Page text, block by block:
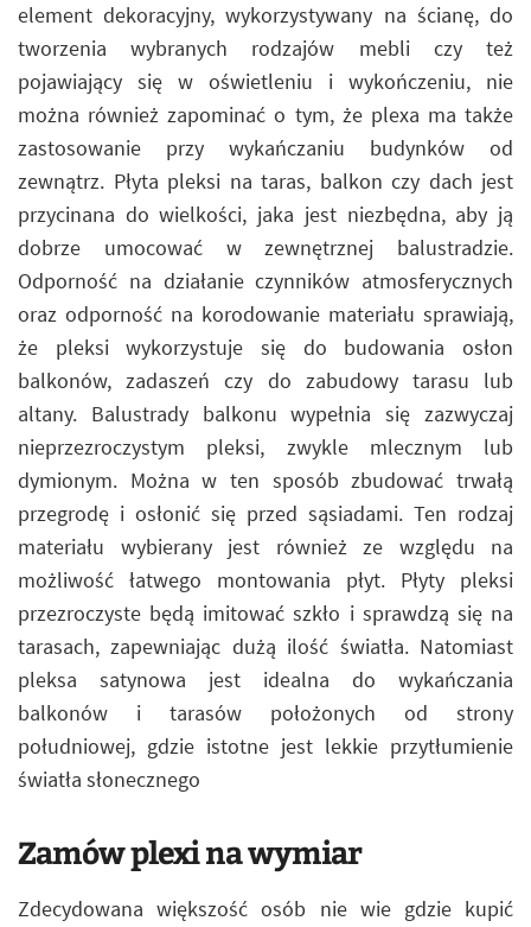
element dekoracyjny, wykorzystywany na ścianę, do
tworzenia wybranych rodzajów mebli czy też
pojawiający się w oświetleniu i wykończeniu, nie
można również zapominać o tym, że plexa ma także
zastosowanie przy wykańczaniu budynków od
zewnątrz. Płyta pleksi na taras, balkon czy dach jest
przycinana do wielkości, jaka jest niezbędna, aby ją
dobrze umocować w zewnętrznej balustradzie.
Odporność na działanie czynników atmosferycznych
oraz odporność na korodowanie materiału sprawiają,
że pleksi wykorzystuje się do budowania osłon
balkonów, zadaszeń czy do zabudowy tarasu lub
altany. Balustrady balkonu wypełnia się zazwyczaj
nieprzezroczystym pleksi, zwykle mlecznym lub
dymionym. Można w ten sposób zbudować trwałą
przegrodę i osłonić się przed sąsiadami. Ten rodzaj
materiału wybierany jest również ze względu na
możliwość łatwego montowania płyt. Płyty pleksi
przezroczyste będą imitować szkło i sprawdzą się na
tarasach, zapewniając dużą ilość światła. Natomiast
pleksa satynowa jest idealna do wykańczania
balkonów i tarasów położonych od strony
południowej, gdzie istotne jest lekkie przytłumienie
światła słonecznego
Zamów plexi na wymiar
Zdecydowana większość osób nie wie gdzie kupić